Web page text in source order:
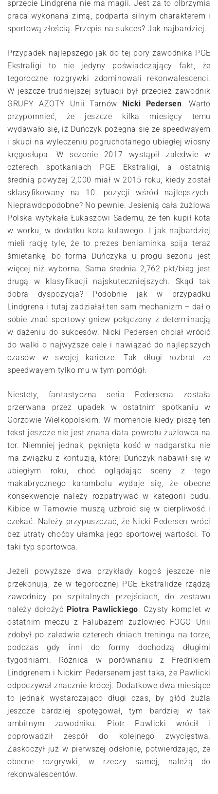
sprzęcie Lindgrena nie ma magii. Jest za to olbrzymia
praca wykonana zimą, podparta silnym charakterem i
sportową złością. Przepis na sukces? Jak najbardziej.
Przypadek najlepszego jak do tej pory zawodnika PGE
Ekstraligi to nie jedyny poświadczający fakt, że
tegoroczne rozgrywki zdominowali rekonwalescenci.
W jeszcze trudniejszej sytuacji był przecież zawodnik
GRUPY AZOTY Unii Tarnów
Nicki Pedersen. Warto
przypomnieć, że jeszcze kilka miesięcy temu
wydawało się, iż Duńczyk pożegna się ze speedwayem
i skupi na wyleczeniu pogruchotanego ubiegłej wiosny
kręgosłupa. W sezonie 2017 wystąpił zaledwie w
czterech spotkaniach PGE Ekstraligi, a ostatnią
średnią powyżej 2,000 miał w 2015 roku, kiedy został
sklasyfikowany na 10. pozycji wśród najlepszych.
Nieprawdopodobne? No pewnie. Jesienią cała żużlowa
Polska wytykała Łukaszowi Sademu, że ten kupił kota
w worku, w dodatku kota kulawego. I jak najbardziej
mieli rację tyle, że to prezes beniaminka spija teraz
śmietankę, bo forma Duńczyka u progu sezonu jest
więcej niż wyborna. Sama średnia 2,762 pkt/bieg jest
drugą w klasyfikacji najskuteczniejszych. Skąd tak
dobra dyspozycja? Podobnie jak w przypadku
Lindgrena i tutaj zadziałał ten sam mechanizm – dał o
sobie znać sportowy gniew połączony z determinacją
w dążeniu do sukcesów. Nicki Pedersen chciał wrócić
do walki o najwyższe cele i nawiązać do najlepszych
czasów w swojej karierze. Tak długi rozbrat ze
speedwayem tylko mu w tym pomógł.
Niestety, fantastyczna seria Pedersena została
przerwana przez upadek w ostatnim spotkaniu w
Gorzowie Wielkopolskim. W momencie kiedy piszę ten
tekst jeszcze nie jest znana data powrotu żużlowca na
tor. Niemniej jednak, pęknięta kość w nadgarstku nie
ma związku z kontuzją, której Duńczyk nabawił się w
ubiegłym roku, choć oglądając sceny z tego
makabrycznego karambolu wydaje się, że obecne
konsekwencje należy rozpatrywać w kategorii cudu.
Kibice w Tarnowie muszą uzbroić się w cierpliwość i
czekać. Należy przypuszczać, że Nicki Pedersen wróci
bez utraty choćby ułamka jego sportowej wartości. To
taki typ sportowca.
Jeżeli powyższe dwa przykłady kogoś jeszcze nie
przekonują, że w tegorocznej PGE Ekstralidze rządzą
zawodnicy po szpitalnych przejściach, do zestawu
należy dołożyć Piotra Pawlickiego. Czysty komplet w
ostatnim meczu z Falubazem żużlowiec FOGO Unii
zdobył po zaledwie czterech dniach treningu na torze,
podczas gdy inni do formy dochodzą długimi
tygodniami. Różnica w porównaniu z Fredrikiem
Lindgrenem i Nickim Pedersenem jest taka, że Pawlicki
odpoczywał znacznie krócej. Dodatkowe dwa miesiące
to jednak wystarczająco długi czas, by głód żużla
jeszcze bardziej spotęgował, tym bardziej w tak
ambitnym zawodniku. Piotr Pawlicki wrócił i
poprowadził zespół do kolejnego zwycięstwa.
Zaskoczył już w pierwszej odsłonie, potwierdzając, że
obecne rozgrywki, w rzeczy samej, należą do
rekonwalescentów.